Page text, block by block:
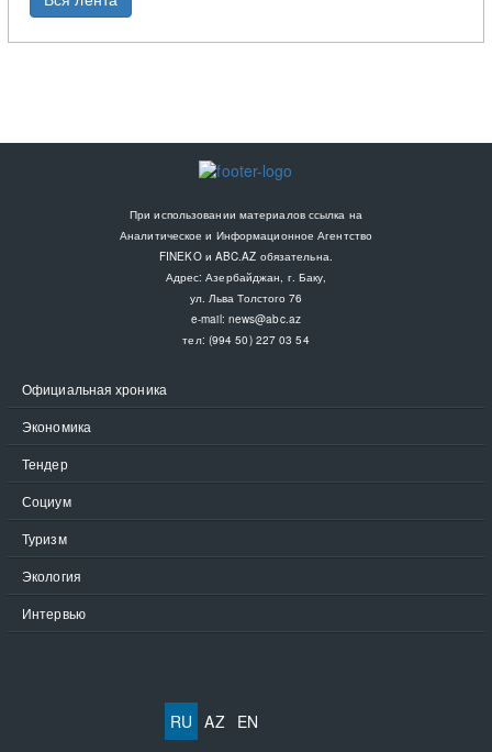
При использовании материалов ссылка на
Аналитическое и Информационное Агентство
FINEKO и ABC.AZ обязательна.
Адрес: Азербайджан, г. Баку,
ул. Льва Толстого 76
e-mail: news@abc.az
тел: (994 50) 227 03 54
Официальная хроника
Экономика
Тендер
Социум
Туризм
Экология
Интервью
RU AZ EN